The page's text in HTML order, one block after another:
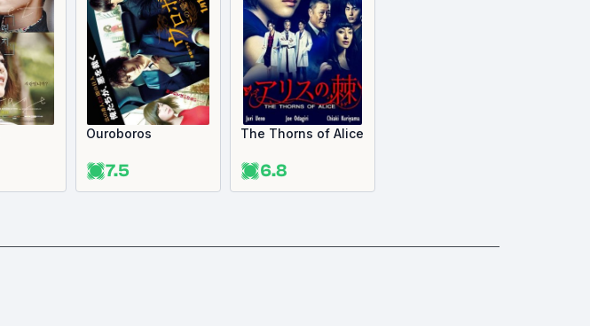
Ouroboros
7.5
The Thorns of Alice
6.8